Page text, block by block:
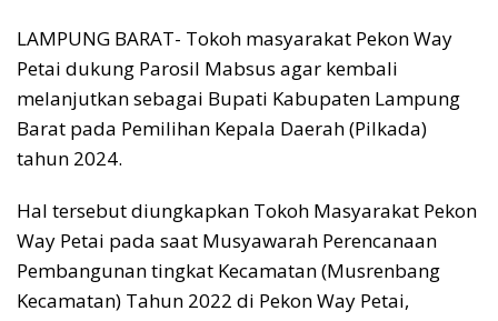
LAMPUNG BARAT- Tokoh masyarakat Pekon Way
Petai dukung Parosil Mabsus agar kembali
melanjutkan sebagai Bupati Kabupaten Lampung
Barat pada Pemilihan Kepala Daerah (Pilkada)
tahun 2024.
Hal tersebut diungkapkan Tokoh Masyarakat Pekon
Way Petai pada saat Musyawarah Perencanaan
Pembangunan tingkat Kecamatan (Musrenbang
Kecamatan) Tahun 2022 di Pekon Way Petai,